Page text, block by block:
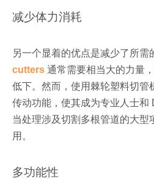
减少体力消耗
另一个显着的优点是减少了所需
cutters 通常需要相当大的力量
低下。然而，使用棘轮塑料切管
传动功能，使其成为专业人士和
当处理涉及切割多根管道的大型
用。
多功能性